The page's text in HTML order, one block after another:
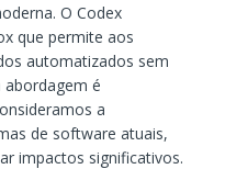
O Codex
que permite aos
automatizados sem
abordagem é
a
de software atuais,
impactos significativos.